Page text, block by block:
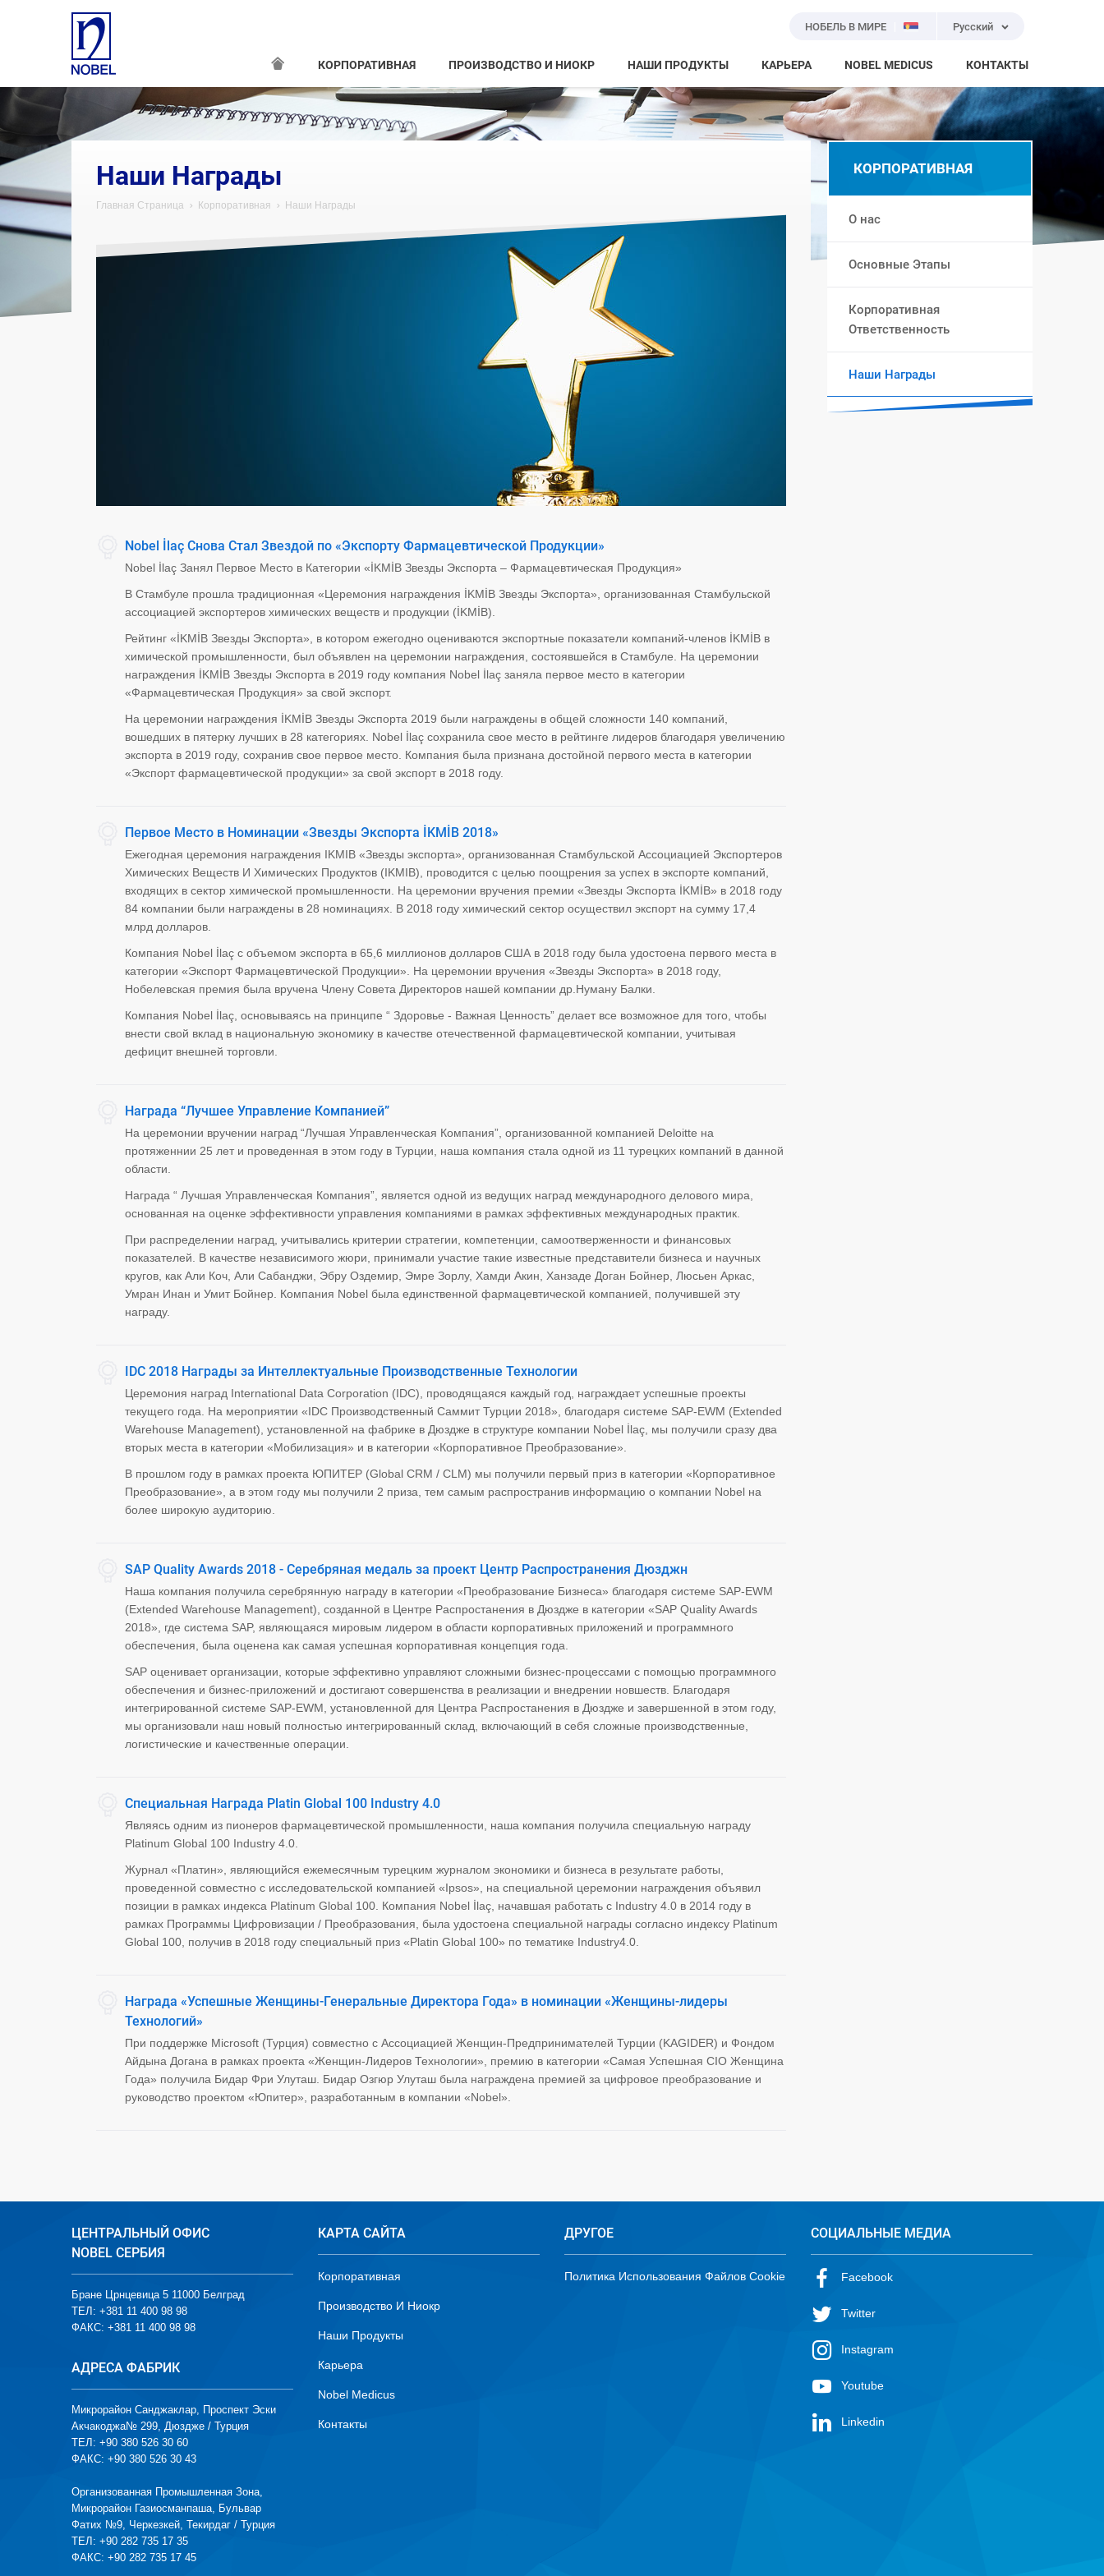
НОБЕЛЬ В МИРЕ Русский
КОРПОРАТИВНАЯ ПРОИЗВОДСТВО И НИОКР НАШИ ПРОДУКТЫ КАРЬЕРА NOBEL MEDICUS КОНТАКТЫ
Наши Награды
Главная Страница Корпоративная Наши Награды
Nobel İlaç Снова Стал Звездой по «Экспорту Фармацевтической Продукции»
Nobel İlaç Занял Первое Место в Категории «İKMİB Звезды Экспорта – Фармацевтическая Продукция»
В Стамбуле прошла традиционная «Церемония награждения İKMİB Звезды Экспорта», организованная Стамбульской
ассоциацией экспортеров химических веществ и продукции (İKMİB).
Рейтинг «İKMİB Звезды Экспорта», в котором ежегодно оцениваются экспортные показатели компаний-членов İKMİB в
химической промышленности, был объявлен на церемонии награждения, состоявшейся в Стамбуле. На церемонии
награждения İKMİB Звезды Экспорта в 2019 году компания Nobel İlaç заняла первое место в категории
«Фармацевтическая Продукция» за свой экспорт.
На церемонии награждения İKMİB Звезды Экспорта 2019 были награждены в общей сложности 140 компаний,
вошедших в пятерку лучших в 28 категориях. Nobel İlaç сохранила свое место в рейтинге лидеров благодаря увеличению
экспорта в 2019 году, сохранив свое первое место. Компания была признана достойной первого места в категории
«Экспорт фармацевтической продукции» за свой экспорт в 2018 году.
Первое Место в Номинации «Звезды Экспорта İKMİB 2018»
Ежегодная церемония награждения IKMIB «Звезды экспорта», организованная Стамбульской Ассоциацией Экспортеров
Химических Веществ И Химических Продуктов (IKMIB), проводится с целью поощрения за успех в экспорте компаний,
входящих в сектор химической промышленности. На церемонии вручения премии «Звезды Экспорта İKMİB» в 2018 году
84 компании были награждены в 28 номинациях. В 2018 году химический сектор осуществил экспорт на сумму 17,4
млрд долларов.
Компания Nobel İlaç с объемом экспорта в 65,6 миллионов долларов США в 2018 году была удостоена первого места в
категории «Экспорт Фармацевтической Продукции». На церемонии вручения «Звезды Экспорта» в 2018 году,
Нобелевская премия была вручена Члену Совета Директоров нашей компании др.Нуману Балки.
Компания Nobel İlaç, основываясь на принципе “ Здоровье - Важная Ценность” делает все возможное для того, чтобы
внести свой вклад в национальную экономику в качестве отечественной фармацевтической компании, учитывая
дефицит внешней торговли.
Награда “Лучшее Управление Компанией”
На церемонии вручении наград “Лучшая Управленческая Компания”, организованной компанией Deloitte на
протяженнии 25 лет и проведенная в этом году в Турции, наша компания стала одной из 11 турецких компаний в данной
области.
Награда “ Лучшая Управленческая Компания”, является одной из ведущих наград международного делового мира,
основанная на оценке эффективности управления компаниями в рамках эффективных международных практик.
При распределении наград, учитывались критерии стратегии, компетенции, самоотверженности и финансовых
показателей. В качестве независимого жюри, принимали участие такие известные представители бизнеса и научных
кругов, как Али Коч, Али Сабанджи, Эбру Оздемир, Эмре Зорлу, Хамди Акин, Ханзаде Доган Бойнер, Люсьен Аркас,
Умран Инан и Умит Бойнер. Компания Nobel была единственной фармацевтической компанией, получившей эту
награду.
IDC 2018 Награды за Интеллектуальные Производственные Технологии
Церемония наград International Data Corporation (IDC), проводящаяся каждый год, награждает успешные проекты
текущего года. На мероприятии «IDC Производственный Саммит Турции 2018», благодаря системе SAP-EWM (Extended
Warehouse Management), установленной на фабрике в Дюздже в структуре компании Nobel İlaç, мы получили сразу два
вторых места в категории «Мобилизация» и в категории «Корпоративное Преобразование».
В прошлом году в рамках проекта ЮПИТЕР (Global CRM / CLM) мы получили первый приз в категории «Корпоративное
Преобразование», а в этом году мы получили 2 приза, тем самым распространив информацию о компании Nobel на
более широкую аудиторию.
SAP Quality Awards 2018 - Серебряная медаль за проект Центр Распространения Дюзджн
Наша компания получила серебрянную награду в категории «Преобразование Бизнеса» благодаря системе SAP-EWM
(Extended Warehouse Management), созданной в Центре Распростанения в Дюздже в категории «SAP Quality Awards
2018», где система SAP, являющаяся мировым лидером в области корпоративных приложений и программного
обеспечения, была оценена как самая успешная корпоративная концепция года.
SAP оценивает организации, которые эффективно управляют сложными бизнес-процессами с помощью программного
обеспечения и бизнес-приложений и достигают совершенства в реализации и внедрении новшеств. Благодаря
интегрированной системе SAP-EWM, установленной для Центра Распростанения в Дюздже и завершенной в этом году,
мы организовали наш новый полностью интегрированный склад, включающий в себя сложные производственные,
логистические и качественные операции.
Специальная Награда Platin Global 100 Industry 4.0
Являясь одним из пионеров фармацевтической промышленности, наша компания получила специальную награду
Platinum Global 100 Industry 4.0.
Журнал «Платин», являющийся ежемесячным турецким журналом экономики и бизнеса в результате работы,
проведенной совместно с исследовательской компанией «Ipsos», на специальной церемонии награждения объявил
позиции в рамках индекса Platinum Global 100. Компания Nobel İlaç, начавшая работать с Industry 4.0 в 2014 году в
рамках Программы Цифровизации / Преобразования, была удостоена специальной награды согласно индексу Platinum
Global 100, получив в 2018 году специальный приз «Platin Global 100» по тематике Industry4.0.
Награда «Успешные Женщины-Генеральные Директора Года» в номинации «Женщины-лидеры
Технологий»
При поддержке Microsoft (Турция) совместно с Ассоциацией Женщин-Предпринимателей Турции (KAGIDER) и Фондом
Айдына Догана в рамках проекта «Женщин-Лидеров Технологии», премию в категории «Самая Успешная CIO Женщина
Года» получила Бидар Фри Улуташ. Бидар Озгюр Улуташ была награждена премией за цифровое преобразование и
руководство проектом «Юпитер», разработанным в компании «Nobel».
КОРПОРАТИВНАЯ
О нас
Основные Этапы
Корпоративная
Ответственность
Наши Награды
ЦЕНТРАЛЬНЫЙ ОФИС
NOBEL СЕРБИЯ
Бране Црнцевица 5 11000 Белград
ТЕЛ: +381 11 400 98 98
ФАКС: +381 11 400 98 98
АДРЕСА ФАБРИК
Микрорайон Санджаклар, Проспект Эски
Акчакоджа№ 299, Дюздже / Турция
ТЕЛ: +90 380 526 30 60
ФАКС: +90 380 526 30 43
Организованная Промышленная Зона,
Микрорайон Газиосманпаша, Бульвар
Фатих №9, Черкезкей, Текирдаг / Турция
ТЕЛ: +90 282 735 17 35
ФАКС: +90 282 735 17 45
КАРТА САЙТА
Корпоративная
Производство И Ниокр
Наши Продукты
Карьера
Nobel Medicus
Контакты
ДРУГОЕ
Политика Использования Файлов Cookie
СОЦИАЛЬНЫЕ МЕДИА
Facebook
Twitter
Instagram
Youtube
Linkedin